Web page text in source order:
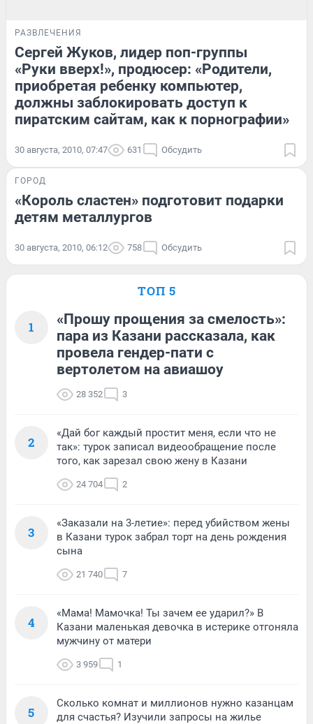
РАЗВЛЕЧЕНИЯ
Сергей Жуков, лидер поп-группы
«Руки вверх!», продюсер: «Родители,
приобретая ребенку компьютер,
должны заблокировать доступ к
пиратским сайтам, как к порнографии»
30 августа, 2010, 07:47 631 Обсудить
ГОРОД
«Король сластен» подготовит подарки
детям металлургов
30 августа, 2010, 06:12 758 Обсудить
ТОП 5
1
«Прошу прощения за смелость»:
пара из Казани рассказала, как
провела гендер-пати с
вертолетом на авиашоу
28 352 3
2
«Дай бог каждый простит меня, если что не
так»: турок записал видеообращение после
того, как зарезал свою жену в Казани
24 704 2
3
«Заказали на 3-летие»: перед убийством жены
в Казани турок забрал торт на день рождения
сына
21 740 7
4
«Мама! Мамочка! Ты зачем ее ударил?» В
Казани маленькая девочка в истерике отгоняла
мужчину от матери
3 959 1
5
Сколько комнат и миллионов нужно казанцам
для счастья? Изучили запросы на жилье